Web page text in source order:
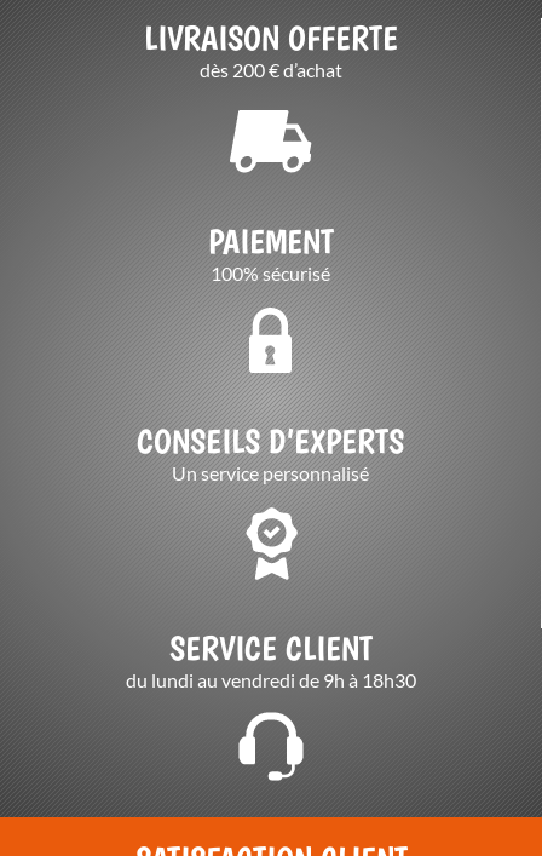
LIVRAISON OFFERTE
dès 200 € d’achat
PAIEMENT
100% sécurisé
CONSEILS D’EXPERTS
Un service personnalisé
SERVICE CLIENT
du lundi au vendredi de 9h à 18h30